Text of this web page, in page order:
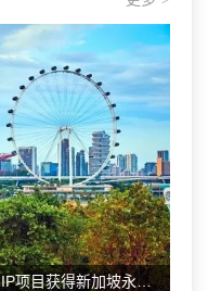
恭喜传媒公司董事长彭先生通过GIP项目获得新加坡永居！